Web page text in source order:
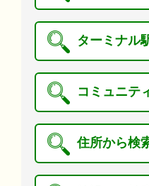
ターミナル
コミュニテ
住所から検